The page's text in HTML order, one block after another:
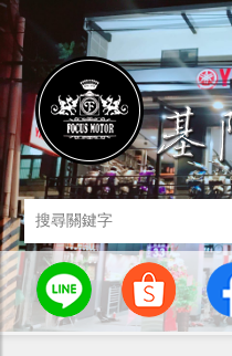
燈罩 / 燈泡 其他零組件